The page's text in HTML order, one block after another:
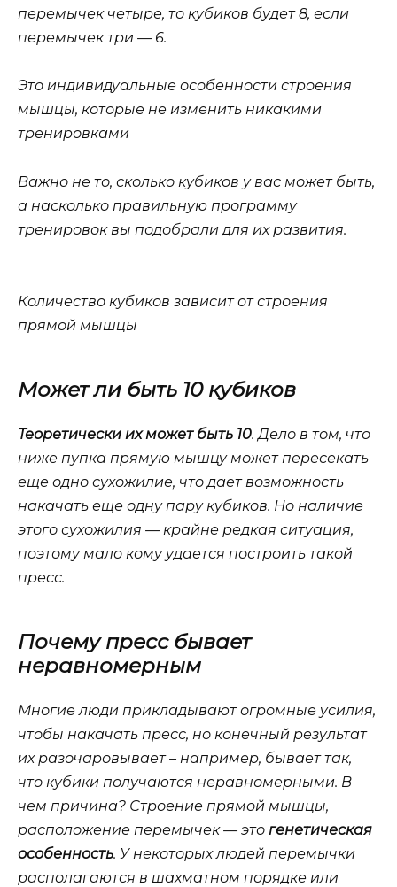
перемычек четыре, то кубиков будет 8, если
перемычек три — 6.
Это индивидуальные особенности строения
мышцы, которые не изменить никакими
тренировками
Важно не то, сколько кубиков у вас может быть,
а насколько правильную программу
тренировок вы подобрали для их развития.
Количество кубиков зависит от строения
прямой мышцы
Может ли быть 10 кубиков
Теоретически их может быть 10. Дело в том, что
ниже пупка прямую мышцу может пересекать
еще одно сухожилие, что дает возможность
накачать еще одну пару кубиков. Но наличие
этого сухожилия — крайне редкая ситуация,
поэтому мало кому удается построить такой
пресс.
Почему пресс бывает
неравномерным
Многие люди прикладывают огромные усилия,
чтобы накачать пресс, но конечный результат
их разочаровывает – например, бывает так,
что кубики получаются неравномерными. В
чем причина? Строение прямой мышцы,
расположение перемычек — это генетическая
особенность. У некоторых людей перемычки
располагаются в шахматном порядке или